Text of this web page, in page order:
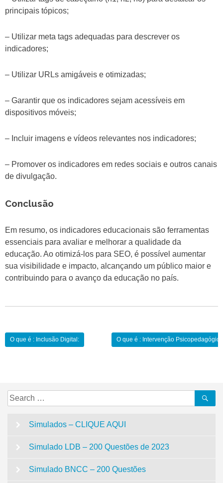
principais tópicos;
– Utilizar meta tags adequadas para descrever os
indicadores;
– Utilizar URLs amigáveis e otimizadas;
– Garantir que os indicadores sejam acessíveis em
dispositivos móveis;
– Incluir imagens e vídeos relevantes nos indicadores;
– Promover os indicadores em redes sociais e outros canais
de divulgação.
Conclusão
Em resumo, os indicadores educacionais são ferramentas
essenciais para avaliar e melhorar a qualidade da
educação. Ao otimizá-los para SEO, é possível aumentar
sua visibilidade e impacto, alcançando um público maior e
contribuindo para o avanço da educação no país.
Navegação
O que é : Inclusão Digital: O que é : Intervenção
Search
for:
Simulados – CLIQUE AQUI
Simulado LDB – 200 Questões de 2023
Simulado BNCC – 200 Questões